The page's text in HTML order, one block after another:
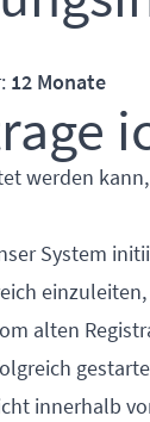
12 Monate
werden
System
alten
innerhalb